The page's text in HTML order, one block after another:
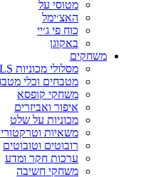
מטוסי על
האצ׳ימל
כוח פי ג׳יי
באקוגן
משחקים
מסלולי מכוניות HOT WHEELS
מטבחים וכלי מטבח
משחקי קופסא
איפור ואביזרים
מכוניות על שלט
משאיות וטרקטורים
רובוטים וטובוטים
ערכות חקר ומדע
משחקי חשיבה